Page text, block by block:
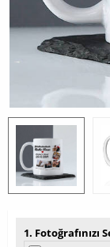
1. Fotoğrafınızı